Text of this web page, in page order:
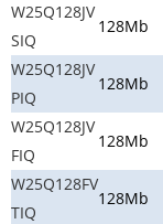
W25Q128JV
SIQ
128Mb
W25Q128JV
PIQ
128Mb
W25Q128JV
FIQ
128Mb
W25Q128FV
TIQ
128Mb